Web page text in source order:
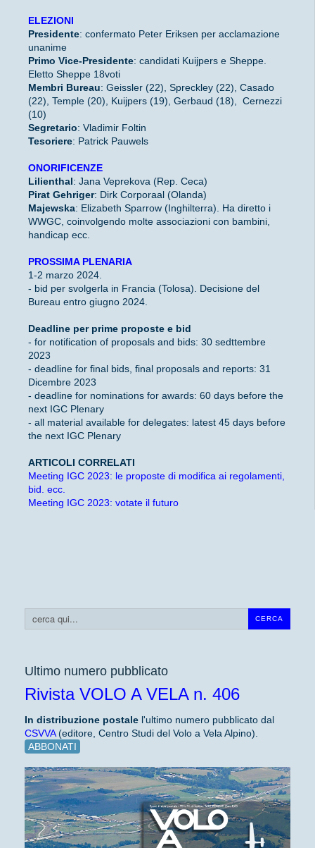
CERCA
Cerca...
Ultimo numero pubblicato
Rivista VOLO A VELA n. 406
In distribuzione postale l'ultimo numero pubblicato dal
CSVVA(editore, Centro Studi del Volo a Vela Alpino).
ABBONATI
ELEZIONI
Presidente: confermato Peter Eriksen per acclamazione
unanime
Primo Vice-Presidente: candidati Kuijpers e Sheppe.
Eletto Sheppe 18voti
Membri Bureau: Geissler (22), Spreckley (22), Casado
(22), Temple (20), Kuijpers (19), Gerbaud (18), Cernezzi
(10)
Segretario: Vladimir Foltin
Tesoriere: Patrick Pauwels
ONORIFICENZE
Lilienthal: Jana Veprekova (Rep. Ceca)
Pirat Gehriger: Dirk Corporaal (Olanda)
Majewska: Elizabeth Sparrow (Inghilterra). Ha diretto i
WWGC, coinvolgendo molte associazioni con bambini,
handicap ecc.
PROSSIMA PLENARIA
1-2 marzo 2024.
- bid per svolgerla in Francia (Tolosa). Decisione del
Bureau entro giugno 2024.
Deadline per prime proposte e bid
- for notification of proposals and bids: 30 sedttembre
2023
- deadline for final bids, final proposals and reports: 31
Dicembre 2023
- deadline for nominations for awards: 60 days before the
next IGC Plenary
- all material available for delegates: latest 45 days before
the next IGC Plenary
ARTICOLI CORRELATI
Meeting IGC 2023: le proposte di modifica ai regolamenti,
bid. ecc.
Meeting IGC 2023: votate il futuro